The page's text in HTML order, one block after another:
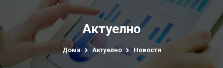
Актуелно
Дома Актуелно Новости